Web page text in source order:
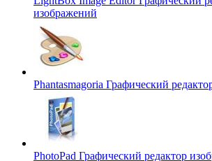
изображений
Phantasmagoria Графический
PhotoPad Графический редактор